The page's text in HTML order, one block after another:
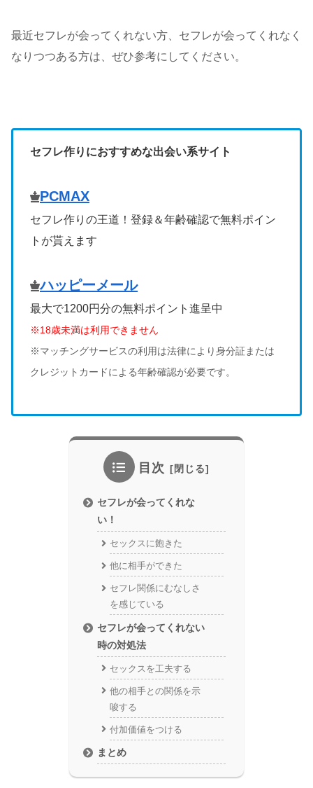
最近セフレが会ってくれない方、セフレが会ってくれなく
なりつつある方は、ぜひ参考にしてください。
セフレ作りにおすすめな出会い系サイト
PCMAX
セフレ作りの王道！登録＆年齢確認で無料ポイン
トが貰えます
ハッピーメール
最大で1200円分の無料ポイント進呈中
※18歳未満は利用できません
※マッチングサービスの利用は法律により身分証または
クレジットカードによる年齢確認が必要です。
目次
セフレが会ってくれな
い！
セックスに飽きた
他に相手ができた
セフレ関係にむなしさ
を感じている
セフレが会ってくれない
時の対処法
セックスを工夫する
他の相手との関係を示
唆する
付加価値をつける
まとめ